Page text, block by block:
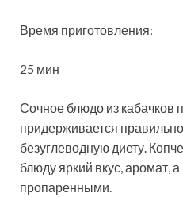
Время приготовления:
25 мин
Сочное блюдо из кабачков
придерживается
безуглеводную диету.
блюду яркий вкус, аромат,
пропаренными.